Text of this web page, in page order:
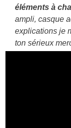
éléments à
ampli, casque
explications je
ton sérieux